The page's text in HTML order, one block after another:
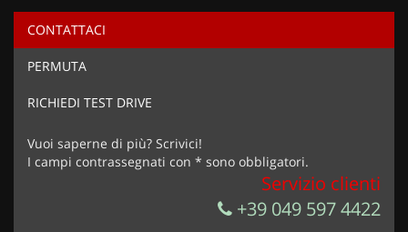
Ho letto e accettol'informativa privacy*
Acconsento al trattamento dei miei dati per finalità di
Invia la tua richiesta
CONTATTACI
PERMUTA
RICHIEDI TEST DRIVE
Vuoi saperne di più? Scrivici!
I campi contrassegnati con * sono obbligatori.
Servizio clienti
+39 049 597 4422